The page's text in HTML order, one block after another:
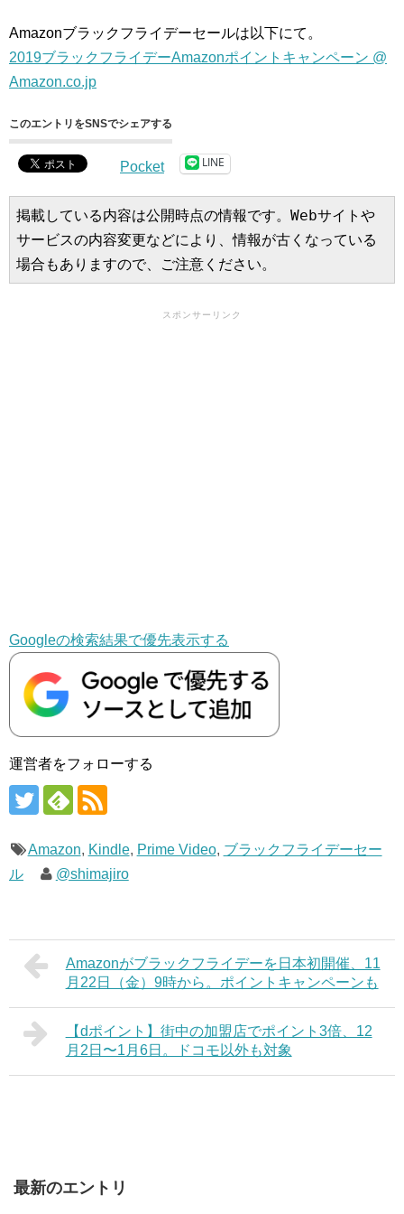
Amazonブラックフライデーセールは以下にて。
2019ブラックフライデーAmazonポイントキャンペーン @
Amazon.co.jp
このエントリをSNSでシェアする
Pocket LINE
掲載している内容は公開時点の情報です。Webサイトや
サービスの内容変更などにより、情報が古くなっている
場合もありますので、ご注意ください。
スポンサーリンク
Googleの検索結果で優先表示する
運営者をフォローする
Amazon, Kindle, Prime Video, ブラックフライデーセー
ル
@shimajiro
Amazonがブラックフライデーを日本初開催、11
月22日（金）9時から。ポイントキャンペーンも
【dポイント】街中の加盟店でポイント3倍、12
月2日〜1月6日。ドコモ以外も対象
最新のエントリ